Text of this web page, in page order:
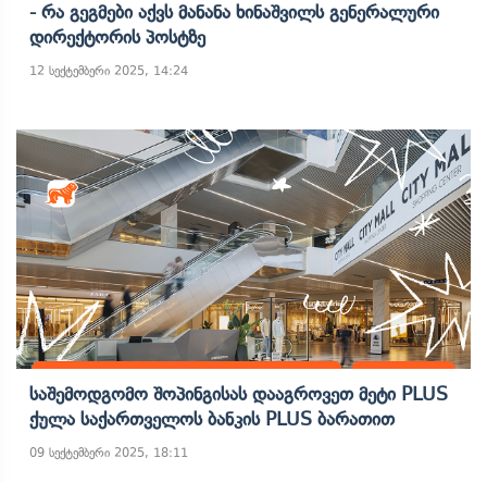
- Რა Გეგმები Აქვს Მანანა Ხინაშვილს Გენერალური
Დირექტორის Პოსტზე
12 სექტემბერი 2025, 14:24
Საშემოდგომო Შოპინგისას Დააგროვეთ Მეტი PLUS
Ქულა Საქართველოს Ბანკის PLUS Ბარათით
09 სექტემბერი 2025, 18:11